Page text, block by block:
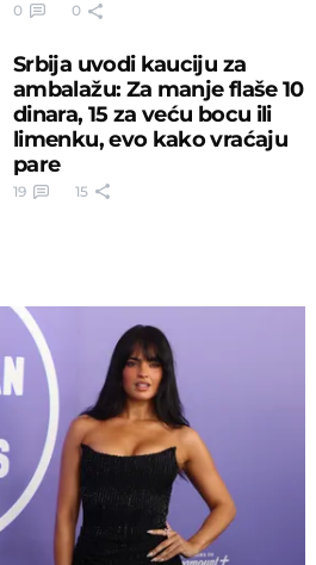
0 0
Srbija uvodi kauciju za
ambalažu: Za manje flaše 10
dinara, 15 za veću bocu ili
limenku, evo kako vraćaju
pare
19 15